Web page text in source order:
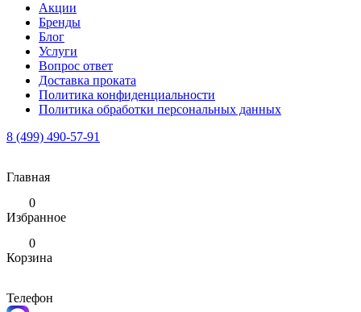
Акции
Бренды
Блог
Услуги
Вопрос ответ
Доставка проката
Политика конфиденциальности
Политика обработки персональных данных
8 (499) 490-57-91
Главная
0
Избранное
0
Корзина
Телефон